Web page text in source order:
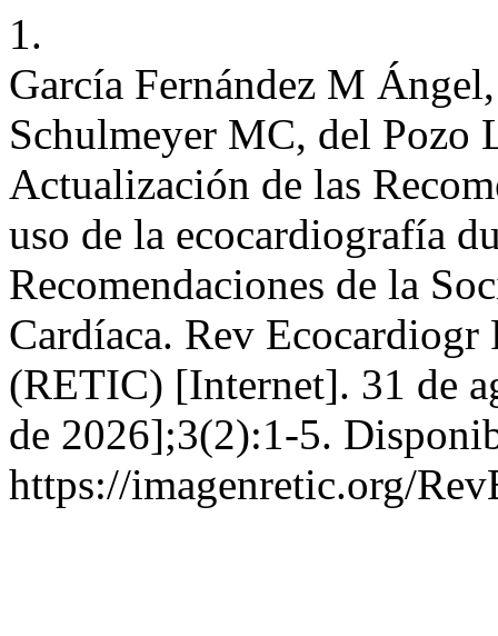
1.
García Fernández M
Schulmeyer MC, del Pozo
Actualización de las
uso de la ecocardiografía
Recomendaciones de la
Cardíaca. Rev Ecocardiogr
(RETIC) [Internet]. 31 de
de 2026];3(2):1-5.
https://imagenretic.org/